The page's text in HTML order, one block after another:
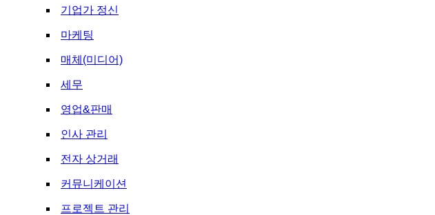
기업가 정신
마케팅
매체(미디어)
세무
영업&판매
인사 관리
전자 상거래
커뮤니케이션
프로젝트 관리